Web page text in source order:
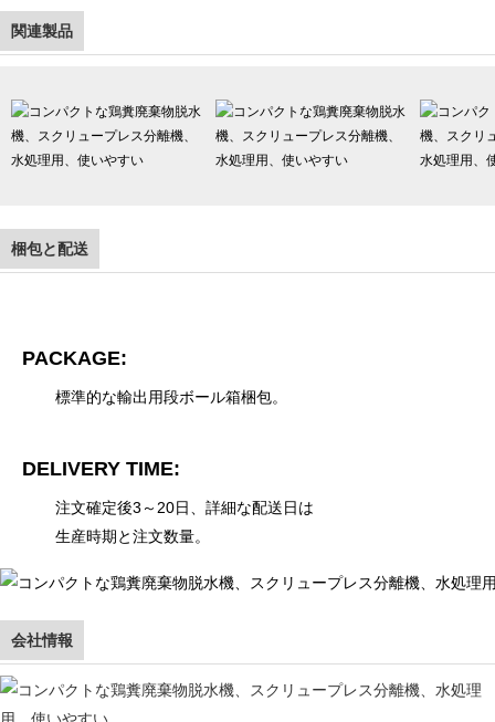
関連製品
梱包と配送
PACKAGE:
標準的な輸出用段ボール箱梱包。
DELIVERY TIME:
注文確定後3～20日、詳細な配送日は
生産時期と注文数量。
会社情報